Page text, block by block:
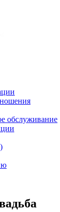
обслуживание